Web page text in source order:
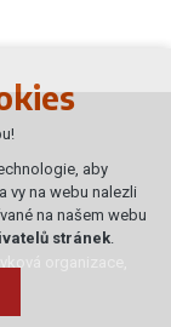
aby
vy na webu nalezli
na našem webu
stránek.